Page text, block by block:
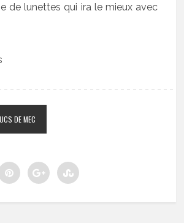
de lunettes qui ira le mieux avec
DE MEC